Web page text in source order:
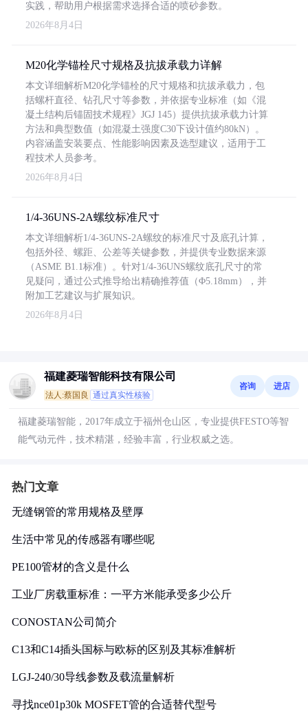
实践，帮助用户根据需求选择合适的喷砂参数。
2026年8月4日
M20化学锚栓尺寸规格及抗拔承载力详解
本文详细解析M20化学锚栓的尺寸规格和抗拔承载力，包
括螺杆直径、钻孔尺寸等参数，并依据专业标准（如《混
凝土结构后锚固技术规程》JGJ 145）提供抗拔承载力计算
方法和典型数值（如混凝土强度C30下设计值约80kN）。
内容涵盖安装要点、性能影响因素及选型建议，适用于工
程技术人员参考。
2026年8月4日
1/4-36UNS-2A螺纹标准尺寸
本文详细解析1/4-36UNS-2A螺纹的标准尺寸及底孔计算，
包括外径、螺距、公差等关键参数，并提供专业数据来源
（ASME B1.1标准）。针对1/4-36UNS螺纹底孔尺寸的常
见疑问，通过公式推导给出精确推荐值（Φ5.18mm），并
附加工艺建议与扩展知识。
2026年8月4日
福建菱瑞智能科技有限公司
法人:蔡国良 通过真实性核验
咨询 进店
福建菱瑞智能，2017年成立于福州仓山区，专业提供FESTO等智
能气动元件，技术精湛，经验丰富，行业权威之选。
热门文章
无缝钢管的常用规格及壁厚
生活中常见的传感器有哪些呢
PE100管材的含义是什么
工业厂房载重标准：一平方米能承受多少公斤
CONOSTAN公司简介
C13和C14插头国标与欧标的区别及其标准解析
LGJ-240/30导线参数及载流量解析
寻找nce01p30k MOSFET管的合适替代型号